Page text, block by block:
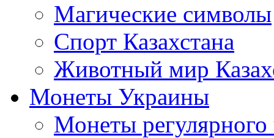
Магические символы
Спорт Казахстана
Животный мир
Монеты Украины
Монеты регулярного